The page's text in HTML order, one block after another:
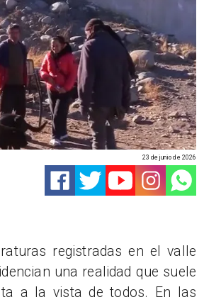
23 de junio de 2026
registradas en el valle
una realidad que suele
a la vista de todos. En las